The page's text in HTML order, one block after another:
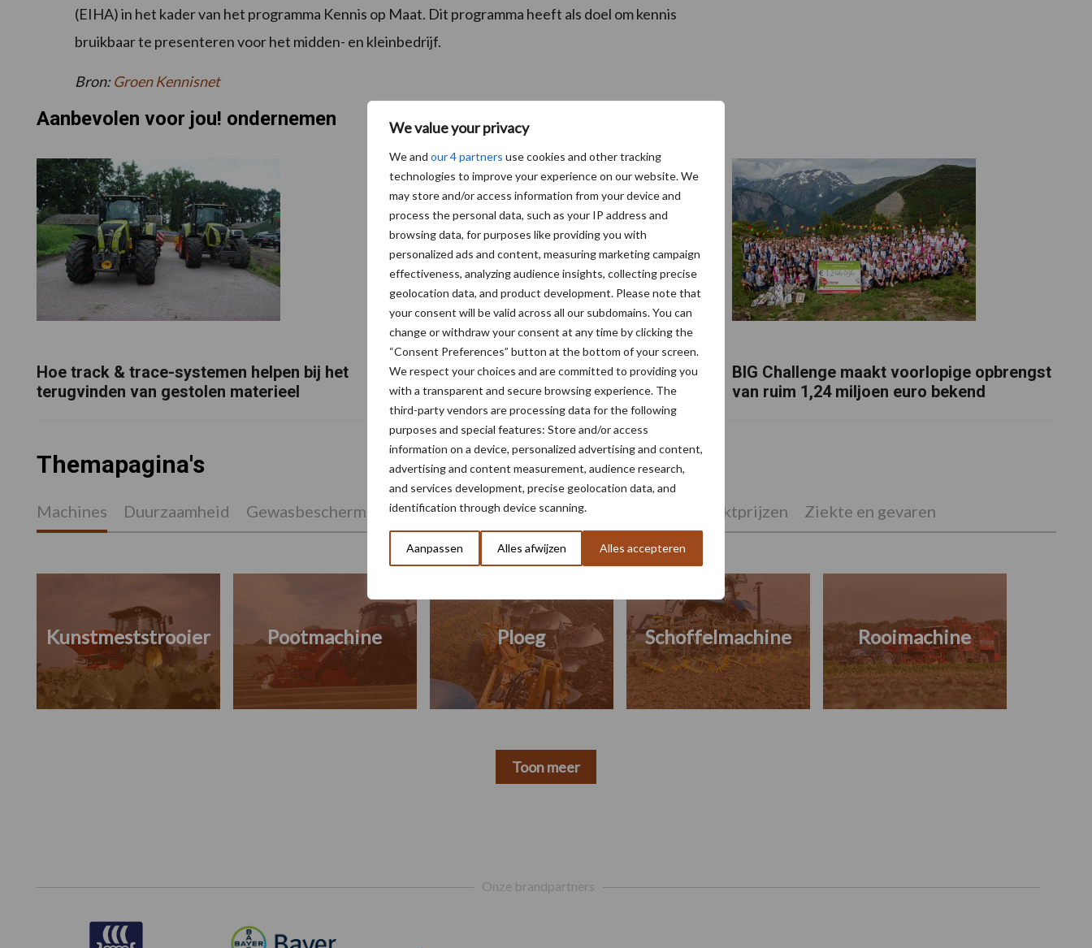
We value your privacy
We and our 4 partners use cookies and other tracking
technologies to improve your experience on our website. We
may store and/or access information from your device and
process the personal data, such as your IP address and
browsing data, for purposes like providing you with
personalized ads and content, measuring marketing campaign
effectiveness, analyzing audience insights, collecting precise
geolocation data, and product development. Please note that
your consent will be valid across all our subdomains. You can
change or withdraw your consent at any time by clicking the
“Consent Preferences” button at the bottom of your screen.
We respect your choices and are committed to providing you
with a transparent and secure browsing experience. The
third-party vendors are processing data for the following
purposes and special features: Store and/or access
information on a device, personalized advertising and content,
advertising and content measurement, audience research,
and services development, precise geolocation data, and
identification through device scanning.
Aanpassen Alles afwijzen Alles accepteren
(EIHA) in het kader van het programma Kennis op Maat. Dit programma heeft als doel om kennis
bruikbaar te presenteren voor het midden- en kleinbedrijf.
Bron:Groen Kennisnet
Aanbevolen voor jou! ondernemen
Hoe track & trace-systemen helpen bij het
terugvinden van gestolen materieel
ATH en GTH 2026: smart farming,
autonome voersystemen en mobiele
energievoorziening
BIG Challenge maakt voorlopige opbrengst
van ruim 1,24 miljoen euro bekend
Themapagina's
Machines Duurzaamheid Gewasbescherming Poten en zaaien Oogst en bewaring Marktprijzen Ziekte en gevaren
Kunstmeststrooier Pootmachine Ploeg Schoffelmachine Rooimachine
Toon meer
Onze brandpartners